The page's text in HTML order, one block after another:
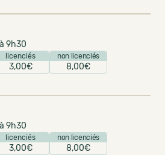
9h30
licenciés
3,00€
non licenciés
8,00€
9h30
licenciés
3,00€
non licenciés
8,00€